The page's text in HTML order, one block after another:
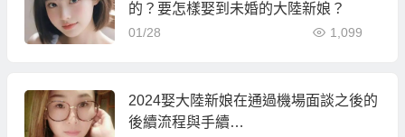
的？要怎樣娶到未婚的大陸新娘？
01/28 1,099
2024娶大陸新娘在通過機場面談之後的
後續流程與手續…